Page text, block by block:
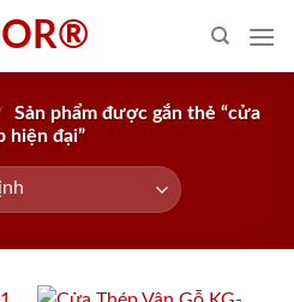
Sản phẩm được gắn thẻ “cửa
hiện đại”